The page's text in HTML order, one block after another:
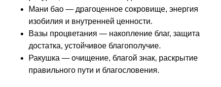
Мани бао — драгоценное сокровище, энергия
изобилия и внутренней ценности.
Вазы процветания — накопление благ, защита
достатка, устойчивое благополучие.
Ракушка — очищение, благой знак, раскрытие
правильного пути и благословения.